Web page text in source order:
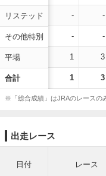
リステッド
その他特別
平場
合計
- -
- -
1 3
1 3
※「総合成績」はJRAのレースの
出走レース
日付 レース